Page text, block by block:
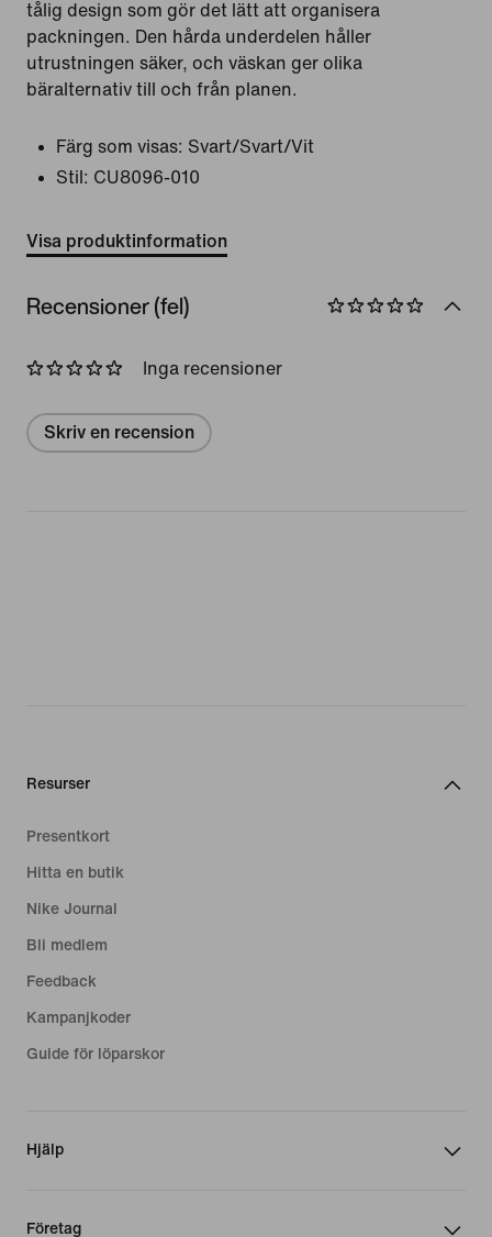
tålig design som gör det lätt att organisera
packningen. Den hårda underdelen håller
utrustningen säker, och väskan ger olika
bäralternativ till och från planen.
Färg som visas: Svart/Svart/Vit
Stil: CU8096-010
Visa produktinformation
Recensioner (fel)
Inga recensioner
Skriv en recension
Resurser
Presentkort
Hitta en butik
Nike Journal
Bli medlem
Feedback
Kampanjkoder
Guide för löparskor
Hjälp
Företag